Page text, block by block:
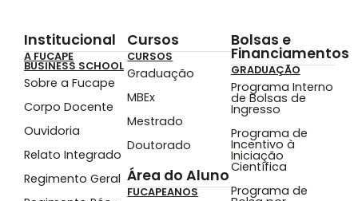
Institucional
A FUCAPE
BUSINESS SCHOOL
Sobre a Fucape
Corpo Docente
Ouvidoria
Relato Integrado
Regimento Geral
Cursos
CURSOS
Graduação
MBEx
Mestrado
Doutorado
Área do Aluno
FUCAPEANOS
Bolsas e
Financiamentos
GRADUAÇÃO
Programa Interno
de Bolsas de
Ingresso
Programa de
Incentivo à
Iniciação
Científica
Programa de